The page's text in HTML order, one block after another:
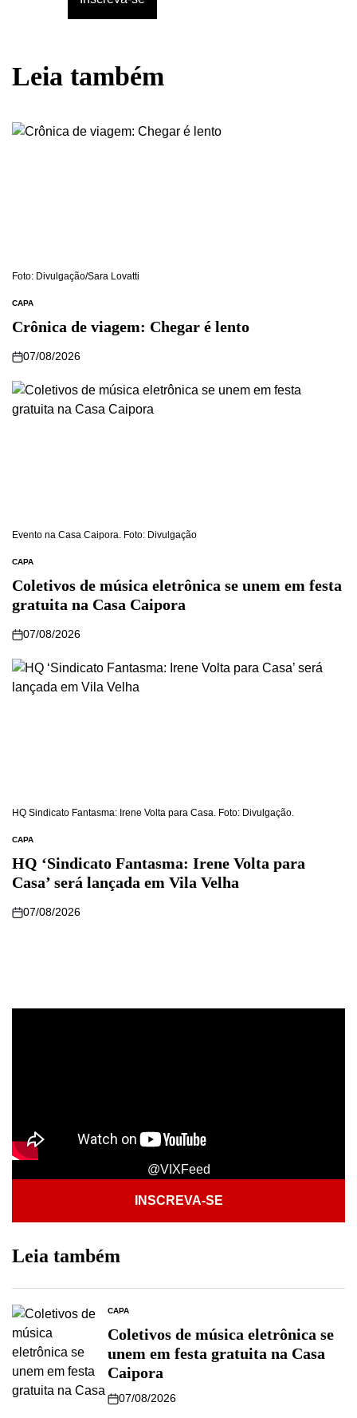
Leia também
Foto: Divulgação/Sara Lovatti
CAPA
Crônica de viagem: Chegar é lento
07/08/2026
Evento na Casa Caipora. Foto: Divulgação
CAPA
Coletivos de música eletrônica se unem em festa
gratuita na Casa Caipora
07/08/2026
HQ Sindicato Fantasma: Irene Volta para Casa. Foto: Divulgação.
CAPA
HQ ‘Sindicato Fantasma: Irene Volta para
Casa’ será lançada em Vila Velha
07/08/2026
@VIXFeed
INSCREVA-SE
Leia também
CAPA
Coletivos de música eletrônica se
unem em festa gratuita na Casa
Caipora
07/08/2026